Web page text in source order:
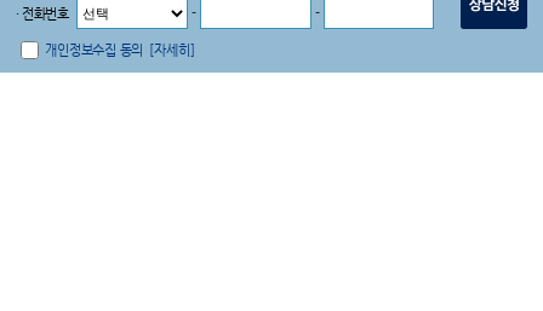
· 전화번호 - -
개인정보수집 동의 [자세히]